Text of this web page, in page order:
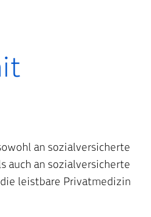
an sozialversicherte
auch an sozialversicherte
leistbare Privatmedizin